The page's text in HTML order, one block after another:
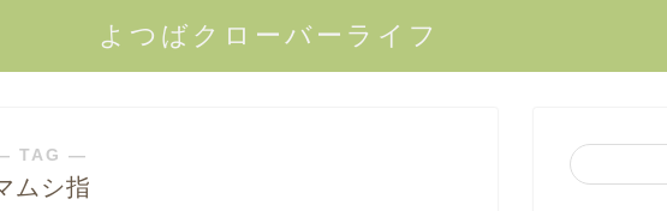
よつばクローバーライフ
TAG ―
ムシ指